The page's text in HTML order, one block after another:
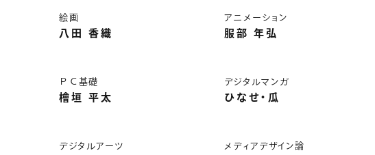
絵画
八田 香織
アニメーション
服部 年弘
ＰＣ基礎
檜垣 平太
デジタルマンガ
ひなせ・瓜
デジタルアーツ メディアデザイン論